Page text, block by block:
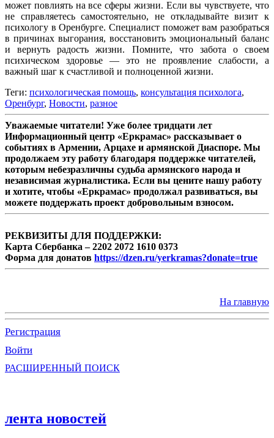
может повлиять на все сферы жизни. Если вы чувствуете, что
не справляетесь самостоятельно, не откладывайте визит к
психологу в Оренбурге. Специалист поможет вам разобраться
в причинах выгорания, восстановить эмоциональный баланс
и вернуть радость жизни. Помните, что забота о своем
психическом здоровье — это не проявление слабости, а
важный шаг к счастливой и полноценной жизни.
Теги: психологическая помощь, консультация психолога,
Оренбург, Новости, разное
Уважаемые читатели! Уже более тридцати лет
Информационный центр «Еркрамас» рассказывает о
событиях в Армении, Арцахе и армянской Диаспоре. Мы
продолжаем эту работу благодаря поддержке читателей,
которым небезразличны судьба армянского народа и
независимая журналистика. Если вы цените нашу работу
и хотите, чтобы «Еркрамас» продолжал развиваться, вы
можете поддержать проект добровольным взносом.
РЕКВИЗИТЫ ДЛЯ ПОДДЕРЖКИ:
Карта Сбербанка – 2202 2072 1610 0373
Форма для донатов https://dzen.ru/yerkramas?donate=true
На главную
Регистрация
Войти
РАСШИРЕННЫЙ ПОИСК
лента новостей